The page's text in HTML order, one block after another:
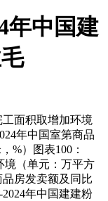
年中国建
面积取增加环境
年中国室第商品
%）图表100：
境（单元：万平方
品房发卖额及同比
年中国建建粉